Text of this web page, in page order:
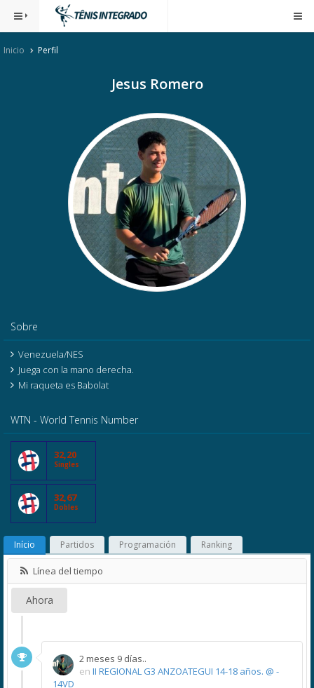
Inicio Perfil
Jesus Romero
Sobre
Venezuela/NES
Juega con la mano derecha.
Mi raqueta es Babolat
WTN - World Tennis Number
32,20
Singles
32,67
Dobles
Início Partidos Programación Ranking
Línea del tiempo
Ahora
2 meses 9 días..
en II REGIONAL G3 ANZOATEGUI 14-18 años. @ -
14VD